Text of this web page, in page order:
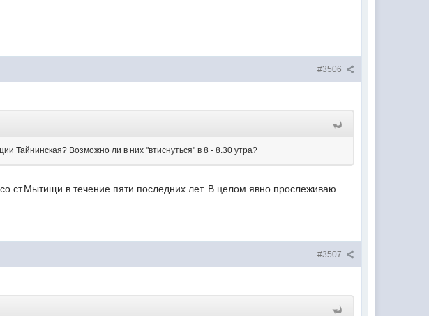
#3506
Тайнинская? Возможно ли в них "втиснуться" в 8 - 8.30 утра?
ст.Мытищи в течение пяти последних лет. В целом явно прослеживаю
#3507